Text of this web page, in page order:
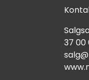
37 00